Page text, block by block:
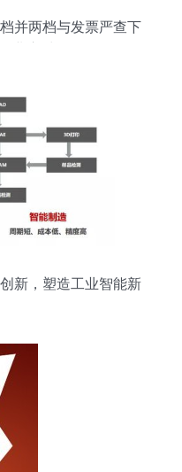
并两档与发票严查下
新，塑造工业智能新